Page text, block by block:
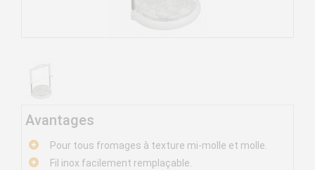
Avantages
Pour tous fromages à texture mi-molle et molle.
Fil inox facilement remplaçable.